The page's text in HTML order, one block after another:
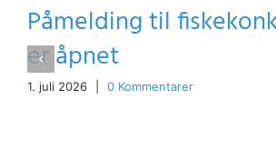
Påmelding til
er åpnet
1. juli 2026 0 Kommentarer